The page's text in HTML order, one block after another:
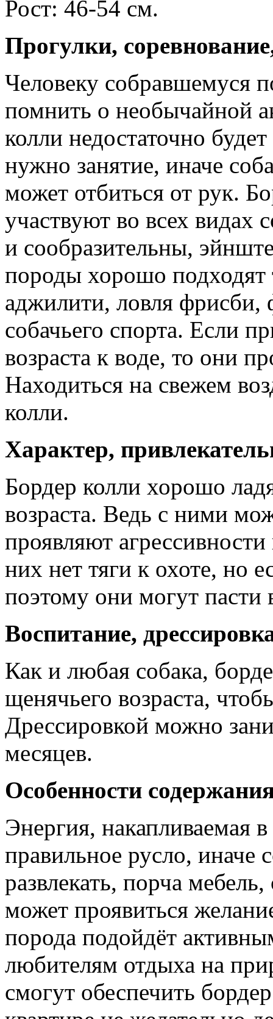
Рост: 46-54 см.
Прогулки,
Человеку собравшемуся
помнить о необычайной
колли недостаточно
нужно занятие, иначе
может отбиться от рук.
участвуют во всех
и сообразительны,
породы хорошо подходят
аджилити, ловля
собачьего спорта. Если
возраста к воде, то они
Находиться на свежем
колли.
Характер,
Бордер колли хорошо
возраста. Ведь с ними
проявляют
них нет тяги к охоте, но
поэтому они могут пасти
Воспитание,
Как и любая собака,
щенячьего возраста,
Дрессировкой можно
месяцев.
Особенности
Энергия, накапливаемая
правильное русло, иначе
развлекать, порча
может проявиться
порода подойдёт
любителям отдыха на
смогут обеспечить